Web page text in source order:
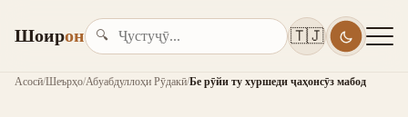
Шоирон 🔍 🇹🇯
Асосӣ/Шеърҳо/Абуабдуллоҳи Рӯдакӣ/Бе рӯйи ту хуршеди ҷаҳонсӯз мабод